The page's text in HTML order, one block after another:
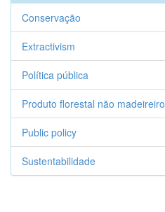
Conservação
Extractivism
Política pública
Produto florestal não madeireiro
Public policy
Sustentabilidade